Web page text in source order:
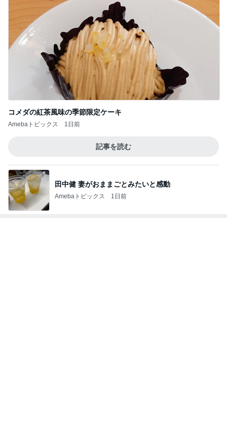
コメダの紅茶風味の季節限定ケーキ
Amebaトピックス 1日前
記事を読む
田中健 妻がおままごとみたいと感動
Amebaトピックス 1日前